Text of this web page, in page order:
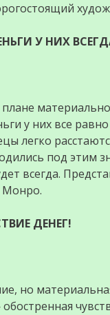
У НИХ
у них все равно
легко
под этим
всегда.
ДЕНЕГ!
но